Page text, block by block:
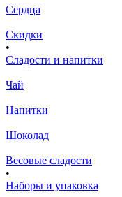
Сердца
Скидки
•
Сладости и напитки
Чай
Напитки
Шоколад
Весовые сладости
•
Наборы и упаковка